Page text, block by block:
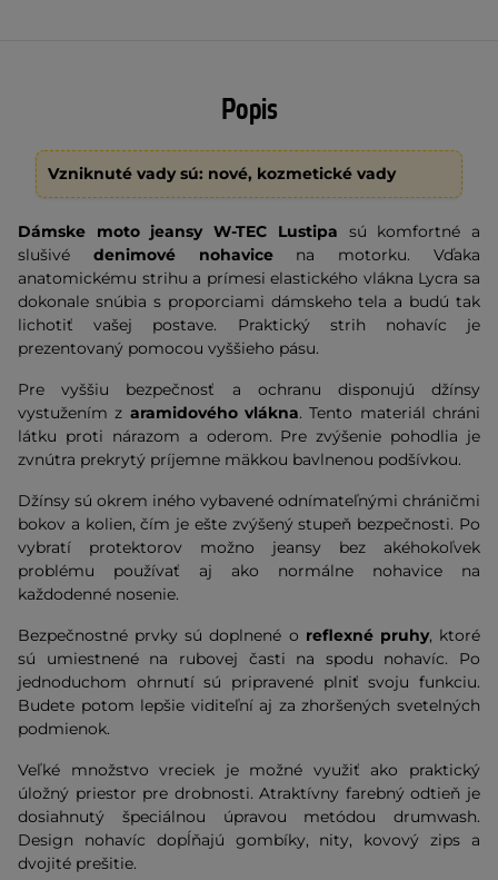
Popis
Vzniknuté vady sú: nové, kozmetické vady
Dámske moto jeansy W-TEC Lustipa sú komfortné a
slušivé denimové nohavicena motorku. Vďaka
anatomickému strihu a prímesi elastického vlákna Lycra sa
dokonale snúbia s proporciami dámskeho tela a budú tak
lichotiť vašej postave. Praktický strih nohavíc je
prezentovaný pomocou vyššieho pásu.
Pre vyššiu bezpečnosť a ochranu disponujú džínsy
vystužením z aramidového vlákna. Tento materiál chráni
látku proti nárazom a oderom. Pre zvýšenie pohodlia je
zvnútra prekrytý príjemne mäkkou bavlnenou podšívkou.
Džínsy sú okrem iného vybavené odnímateľnými chráničmi
bokov a kolien, čím je ešte zvýšený stupeň bezpečnosti. Po
vybratí protektorov možno jeansy bez akéhokoľvek
problému používať aj ako normálne nohavice na
každodenné nosenie.
Bezpečnostné prvky sú doplnené o reflexné pruhy, ktoré
sú umiestnené na rubovej časti na spodu nohavíc. Po
jednoduchom ohrnutí sú pripravené plniť svoju funkciu.
Budete potom lepšie viditeľní aj za zhoršených svetelných
podmienok.
Veľké množstvo vreciek je možné využiť ako praktický
úložný priestor pre drobnosti. Atraktívny farebný odtieň je
dosiahnutý špeciálnou úpravou metódou drumwash.
Design nohavíc dopĺňajú gombíky, nity, kovový zips a
dvojité prešitie.